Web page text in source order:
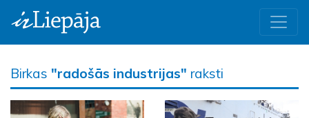
Birkas "radošās industrijas" raksti